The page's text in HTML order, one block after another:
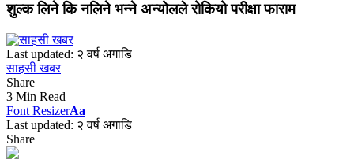
शुल्क लिने कि नलिने भन्ने अन्योलले रोकियो परीक्षा फाराम
Last updated: २ वर्ष अगाडि
साहसी खबर
Share
3 Min Read
Font ResizerAa
Last updated: २ वर्ष अगाडि
Share